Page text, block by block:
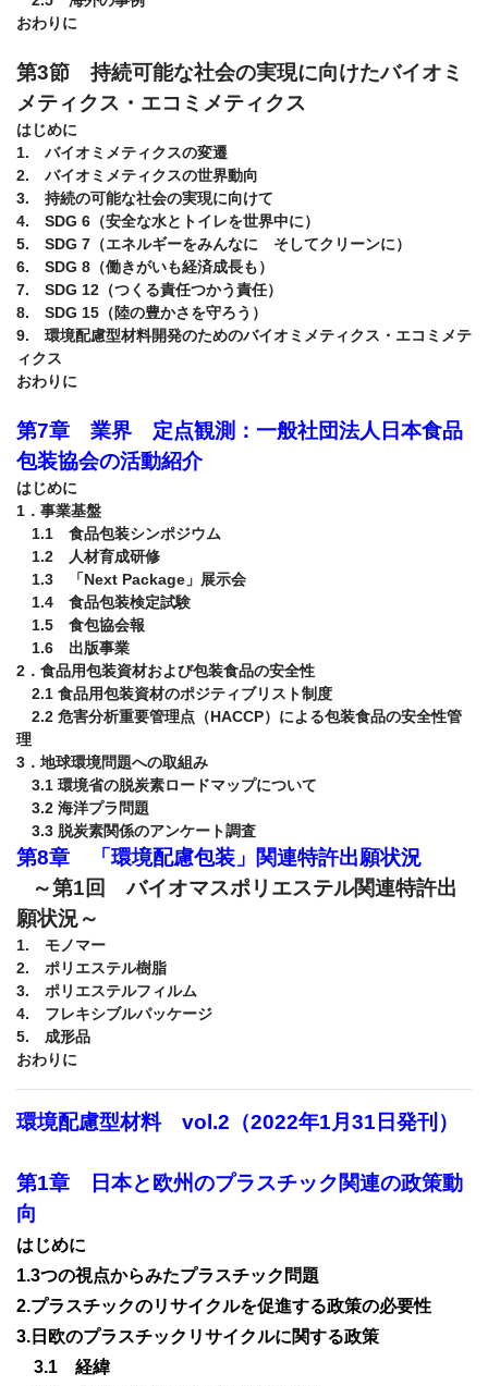
おわりに
第3節　持続可能な社会の実現に向けたバイオミ
メティクス・エコミメティクス
はじめに
1.　バイオミメティクスの変遷
2.　バイオミメティクスの世界動向
3.　持続の可能な社会の実現に向けて
4.　SDG 6（安全な水とトイレを世界中に）
5.　SDG 7（エネルギーをみんなに　そしてクリーンに）
6.　SDG 8（働きがいも経済成長も）
7.　SDG 12（つくる責任つかう責任）
8.　SDG 15（陸の豊かさを守ろう）
9.　環境配慮型材料開発のためのバイオミメティクス・エコミメテ
ィクス
おわりに
第7章　業界　定点観測：一般社団法人日本食品
はじめに
1．事業基盤
1.1　食品包装シンポジウム
1.2　人材育成研修
1.3　「Next Package」展示会
1.4　食品包装検定試験
1.5　食包協会報
1.6　出版事業
2．食品用包装資材および包装食品の安全性
2.1 食品用包装資材のポジティブリスト制度
2.2 危害分析重要管理点（HACCP）による包装食品の安全性管
理
3．地球環境問題への取組み
3.1 環境省の脱炭素ロードマップについて
3.2 海洋プラ問題
第8章　「環境配慮包装」関連特許出願状況
～第1回　バイオマスポリエステル関連特許出
願状況～
1.　モノマー
2.　ポリエステル樹脂
3.　ポリエステルフィルム
4.　フレキシブルパッケージ
5.　成形品
環境配慮型材料　vol.2（2022年1月31日発刊）
第1章　日本と欧州のプラスチック関連の政策動
1.3つの視点からみたプラスチック問題
2.プラスチックのリサイクルを促進する政策の必要性
3.日欧のプラスチックリサイクルに関する政策
3.1　経緯